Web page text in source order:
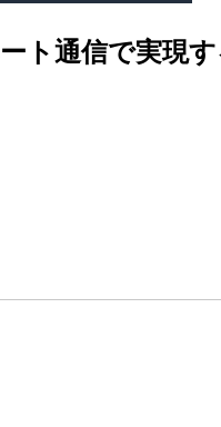
ト通信で実現